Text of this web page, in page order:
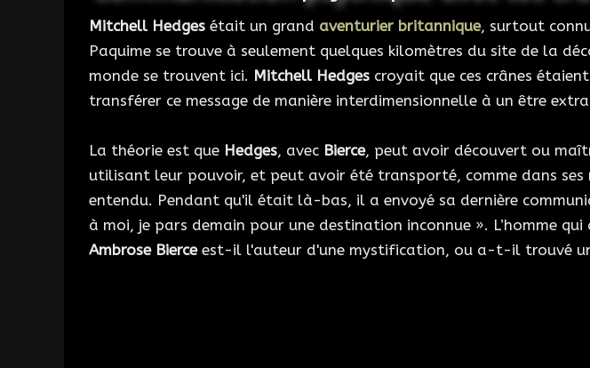
Mitchell Hedges était un grand aventurier britannique, surtout
Paquime se trouve à seulement quelques kilomètres du site de la
monde se trouvent ici. Mitchell Hedges croyait que ces crânes
transférer ce message de manière interdimensionnelle à un être
La théorie est que Hedges, avec Bierce, peut avoir découvert ou
utilisant leur pouvoir, et peut avoir été transporté, comme dans
entendu. Pendant qu'il était là-bas, il a envoyé sa dernière
à moi, je pars demain pour une destination inconnue ». L’homme
Ambrose Bierceest-il l'auteur d'une mystification, ou a-t-il trouvé un